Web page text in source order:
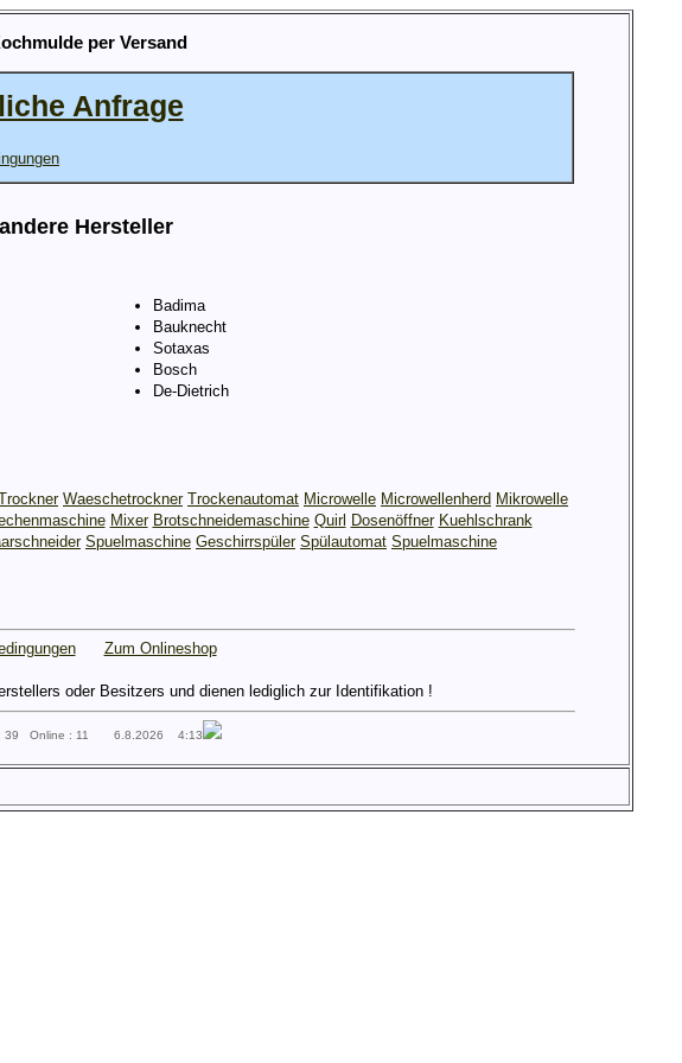
per Versand
Anfrage
Hersteller
Badima
Bauknecht
Sotaxas
Bosch
De-Dietrich
Waeschetrockner Trockenautomat Microwelle Microwellenherd Mikrowelle
Mixer Brotschneidemaschine Quirl Dosenöffner Kuehlschrank
Spuelmaschine Geschirrspüler Spülautomat Spuelmaschine
Zum Onlineshop
oder Besitzers und dienen lediglich zur Identifikation !
: 39 Online : 11 6.8.2026 4:13